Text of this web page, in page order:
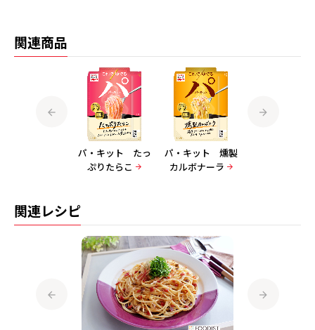
関連商品
パ・キット たっ
ぷりたらこ
パ・キット 燻製
カルボナーラ
関連レシピ